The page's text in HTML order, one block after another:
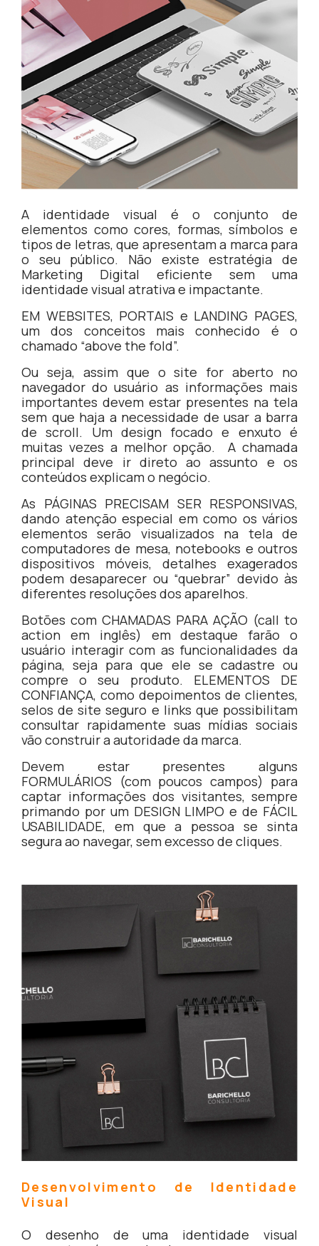
A identidade visual é o conjunto de
elementos como cores, formas, símbolos e
tipos de letras, que apresentam a marca para
o seu público. Não existe estratégia de
Marketing Digital eficiente sem uma
identidade visual atrativa e impactante.
EM WEBSITES, PORTAIS e LANDING PAGES,
um dos conceitos mais conhecido é o
chamado “above the fold”.
Ou seja, assim que o site for aberto no
navegador do usuário as informações mais
importantes devem estar presentes na tela
sem que haja a necessidade de usar a barra
de scroll. Um design focado e enxuto é
muitas vezes a melhor opção. A chamada
principal deve ir direto ao assunto e os
conteúdos explicam o negócio.
As PÁGINAS PRECISAM SER RESPONSIVAS,
dando atenção especial em como os vários
elementos serão visualizados na tela de
computadores de mesa, notebooks e outros
dispositivos móveis, detalhes exagerados
podem desaparecer ou “quebrar” devido às
diferentes resoluções dos aparelhos.
Botões com CHAMADAS PARA AÇÃO (call to
action em inglês) em destaque farão o
usuário interagir com as funcionalidades da
página, seja para que ele se cadastre ou
compre o seu produto. ELEMENTOS DE
CONFIANÇA, como depoimentos de clientes,
selos de site seguro e links que possibilitam
consultar rapidamente suas mídias sociais
vão construir a autoridade da marca.
Devem estar presentes alguns
FORMULÁRIOS (com poucos campos) para
captar informações dos visitantes, sempre
primando por um DESIGN LIMPO e de FÁCIL
USABILIDADE, em que a pessoa se sinta
segura ao navegar, sem excesso de cliques.
Desenvolvimento de Identidade
Visual
O desenho de uma identidade visual